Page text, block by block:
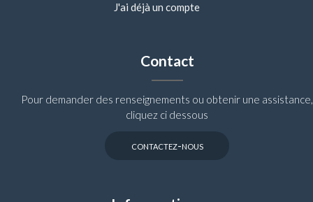
J'ai déjà un compte
Contact
Pour demander des renseignements ou obtenir une assistance,
cliquez ci dessous
contactez-nous